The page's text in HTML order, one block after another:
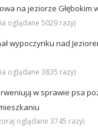
na jeziorze Głębokim
oglądane 5029 razy)
wypoczynku nad
oglądane 3835 razy)
w sprawie psa
oglądane 3745 razy)